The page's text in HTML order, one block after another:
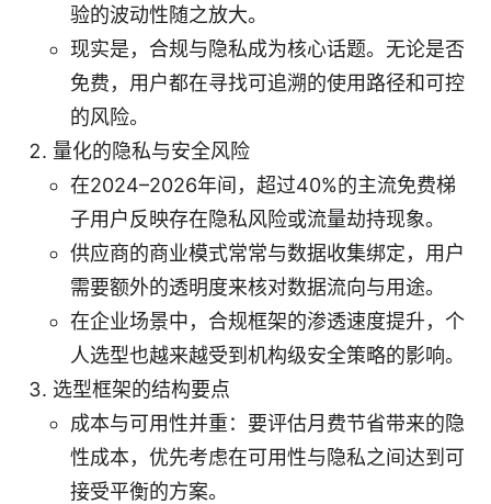
验的波动性随之放大。
现实是，合规与隐私成为核心话题。无论是否
免费，用户都在寻找可追溯的使用路径和可控
的风险。
量化的隐私与安全风险
在2024–2026年间，超过40%的主流免费梯
子用户反映存在隐私风险或流量劫持现象。
供应商的商业模式常常与数据收集绑定，用户
需要额外的透明度来核对数据流向与用途。
在企业场景中，合规框架的渗透速度提升，个
人选型也越来越受到机构级安全策略的影响。
选型框架的结构要点
成本与可用性并重：要评估月费节省带来的隐
性成本，优先考虑在可用性与隐私之间达到可
接受平衡的方案。